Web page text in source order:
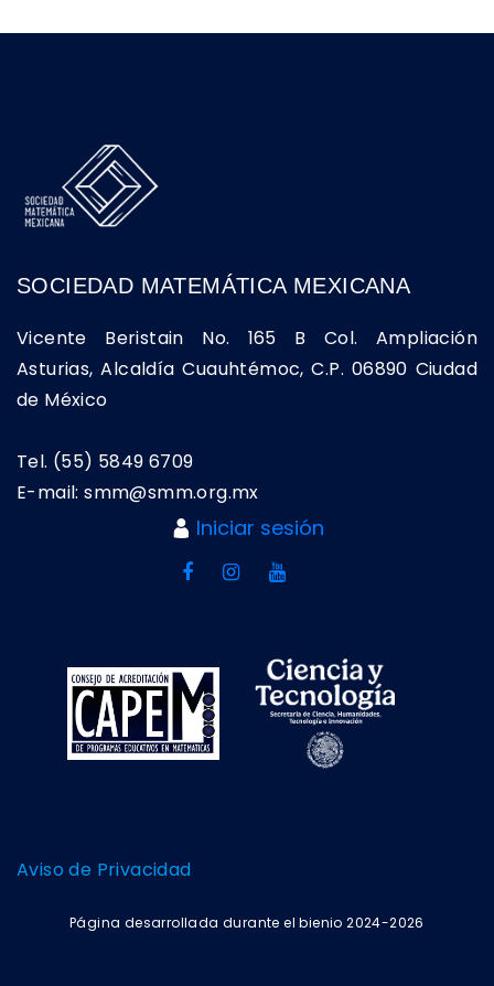
SOCIEDAD MATEMÁTICA MEXICANA
Vicente Beristain No. 165 B Col. Ampliación
Asturias, Alcaldía Cuauhtémoc, C.P. 06890 Ciudad
de México
Tel. (55) 5849 6709
E-mail: smm@smm.org.mx
Iniciar sesión
Aviso de Privacidad
Página desarrollada durante el bienio 2024-2026